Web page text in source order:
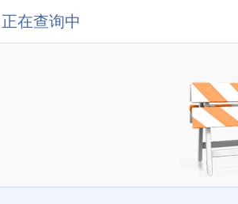
正在查询中